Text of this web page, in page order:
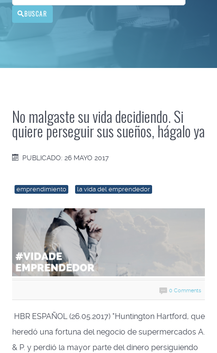
BUSCAR
No malgaste su vida decidiendo. Si
quiere perseguir sus sueños, hágalo ya
PUBLICADO: 26 MAYO 2017
emprendimiento la vida del emprendedor
0 Comments
HBR ESPAÑOL (26.05.2017) "Huntington Hartford, que
heredó una fortuna del negocio de supermercados A.
& P. y perdió la mayor parte del dinero persiguiendo